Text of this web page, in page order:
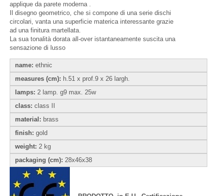
applique da parete moderna .
Il disegno geometrico, che si compone di una serie dischi
circolari, vanta una superficie materica interessante grazie
ad una finitura martellata.
La sua tonalità dorata all-over istantaneamente suscita una
sensazione di lusso
name: ethnic
measures (cm): h.51 x prof.9 x 26 largh.
lamps: 2 lamp. g9 max. 25w
class: class II
material: brass
finish: gold
weight: 2 kg
packaging (cm): 28x46x38